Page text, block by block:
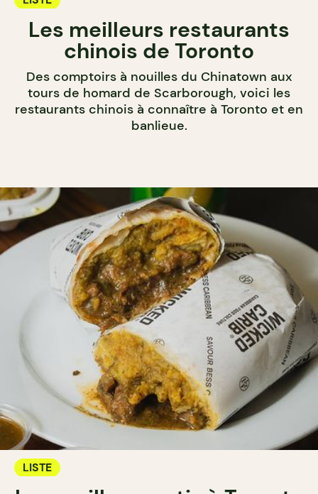
Les meilleurs restaurants
chinois de Toronto
Des comptoirs à nouilles du Chinatown aux
tours de homard de Scarborough, voici les
restaurants chinois à connaître à Toronto et en
banlieue.
LISTE